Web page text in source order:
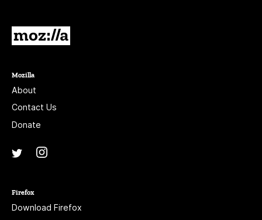
Mozilla
About
Contact Us
Donate
Twitter
Firefox
Download Firefox